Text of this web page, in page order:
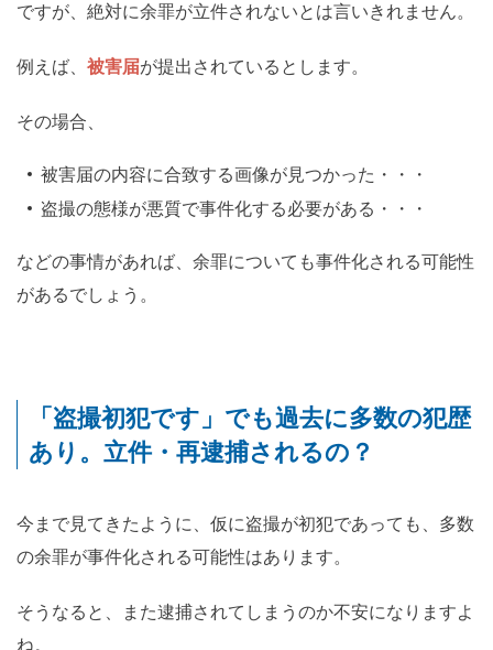
ですが、絶対に余罪が立件されないとは言いきれません。
例えば、 被害届が提出されているとします。
その場合、
被害届の内容に合致する画像が見つかった・・・
盗撮の態様が悪質で事件化する必要がある・・・
などの事情があれば、余罪についても事件化される可能性
があるでしょう。
「盗撮初犯です」でも過去に多数の犯歴
あり。立件・再逮捕されるの？
今まで見てきたように、仮に盗撮が初犯であっても、多数
の余罪が事件化される可能性はあります。
そうなると、また逮捕されてしまうのか不安になりますよ
ね。